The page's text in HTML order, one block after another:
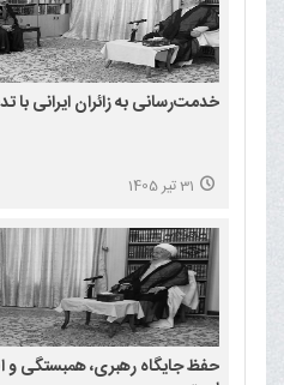
خدمت‌رسانی به زائران ایرانی با
31 تیر 1405
حفظ جایگاه رهبری، همبستگی و